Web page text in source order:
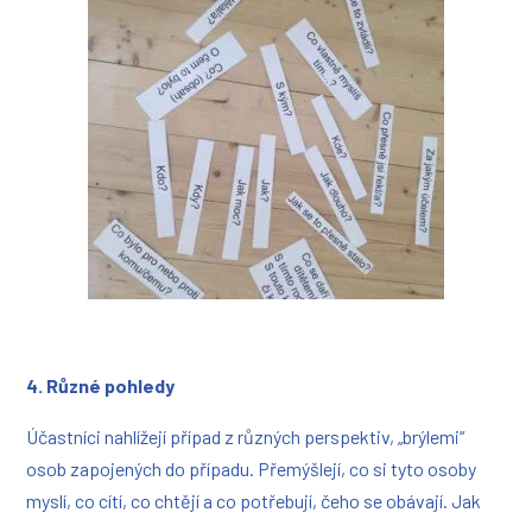
4. Různé pohledy
Účastníci nahlížejí případ z různých perspektiv, „brýlemi“
osob zapojených do případu. Přemýšlejí, co si tyto osoby
myslí, co cítí, co chtějí a co potřebují, čeho se obávají. Jak